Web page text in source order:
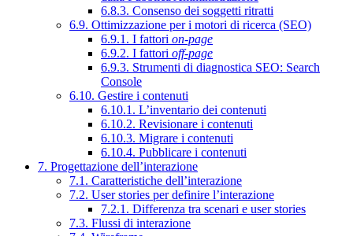
6.8.3. Consenso dei soggetti ritratti
6.9. Ottimizzazione per i motori di ricerca (SEO)
6.9.1. I fattori on-page
6.9.2. I fattori off-page
6.9.3. Strumenti di diagnostica SEO: Search
Console
6.10. Gestire i contenuti
6.10.1. L’inventario dei contenuti
6.10.2. Revisionare i contenuti
6.10.3. Migrare i contenuti
6.10.4. Pubblicare i contenuti
7. Progettazione dell’interazione
7.1. Caratteristiche dell’interazione
7.2. User stories per definire l’interazione
7.2.1. Differenza tra scenari e user stories
7.3. Flussi di interazione